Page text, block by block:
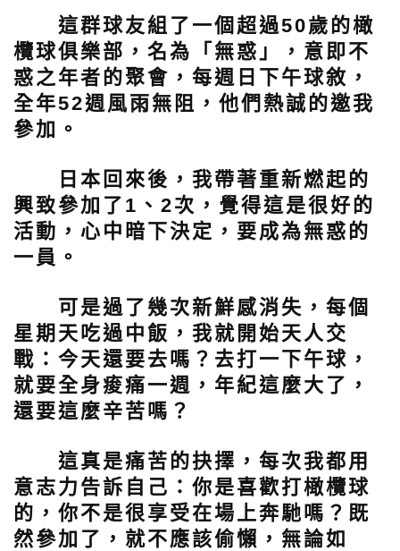
這群球友組了一個超過50歲的橄
欖球俱樂部，名為「無惑」，意即不
惑之年者的聚會，每週日下午球敘，
全年52週風雨無阻，他們熱誠的邀我
參加。
日本回來後，我帶著重新燃起的
興致參加了1、2次，覺得這是很好的
活動，心中暗下決定，要成為無惑的
一員。
可是過了幾次新鮮感消失，每個
星期天吃過中飯，我就開始天人交
戰：今天還要去嗎？去打一下午球，
就要全身痠痛一週，年紀這麼大了，
還要這麼辛苦嗎？
這真是痛苦的抉擇，每次我都用
意志力告訴自己：你是喜歡打橄欖球
的，你不是很享受在場上奔馳嗎？既
然參加了，就不應該偷懶，無論如